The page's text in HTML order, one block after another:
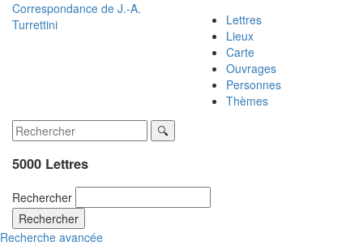
Correspondance de J.-A.
Turrettini
Lettres
Lieux
Carte
Ouvrages
Personnes
Thèmes
5000 Lettres
Rechercher
Rechercher
Recherche avancée